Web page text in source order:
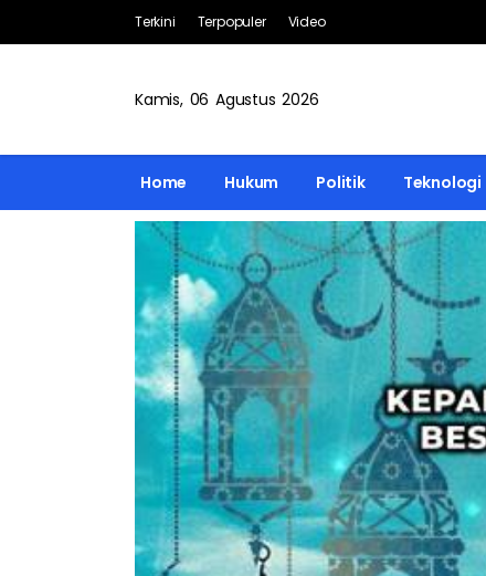
Terkini Terpopuler Video
Kamis, 06 Agustus 2026
Home Hukum Politik Teknologi